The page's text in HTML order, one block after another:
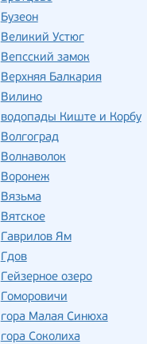
Бузеон
Великий Устюг
Вепсский замок
Верхняя Балкария
Вилино
водопады Киште и Корбу
Волгоград
Волнаволок
Воронеж
Вязьма
Вятское
Гаврилов Ям
Гдов
Гейзерное озеро
Гоморовичи
гора Малая Синюха
гора Соколиха